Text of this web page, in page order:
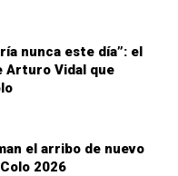
nunca este día”: el
Arturo Vidal que
el arribo de nuevo
2026